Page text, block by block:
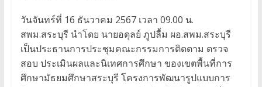
วันจันทร์ที่ 16 ธันวาคม 2567 เวลา 09.00 น.
สพม.สระบุรี นำโดย นายอดุลย์ ภูปลื้ม ผอ.สพม.สระบุรี
เป็นประธานการประชุมคณะกรรมการติดตาม ตรวจ
สอบ ประเมินผลและนิเทศการศึกษา ของเขตพื้นที่การ
ศึกษามัธยมศึกษาสระบุรี โครงการพัฒนารูปแบบการ